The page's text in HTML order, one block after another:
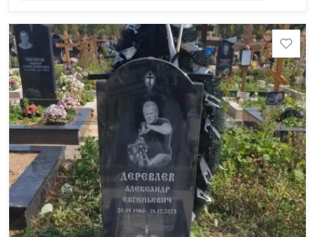
минимальные стандартные размеры. [wpforms
id="13534"]